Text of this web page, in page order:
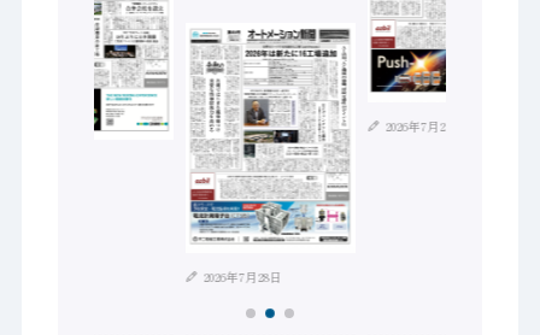
2026年7月28日
2026年7月21日